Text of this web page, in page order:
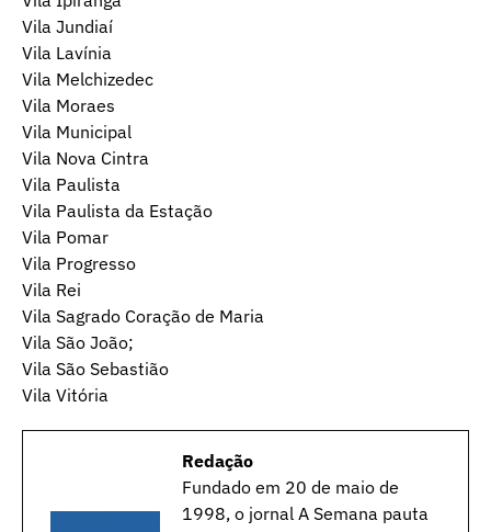
Vila Jundiaí
Vila Lavínia
Vila Melchizedec
Vila Moraes
Vila Municipal
Vila Nova Cintra
Vila Paulista
Vila Paulista da Estação
Vila Pomar
Vila Progresso
Vila Rei
Vila Sagrado Coração de Maria
Vila São João;
Vila São Sebastião
Vila Vitória
Redação
Fundado em 20 de maio de
1998, o jornal A Semana pauta